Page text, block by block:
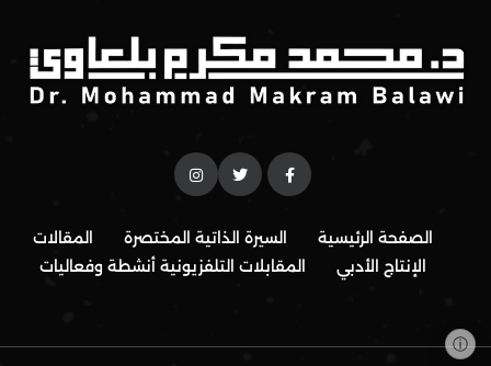
الصفحة الرئيسية السيرة الذاتية المختصرة
المقالات
الإنتاج الأدبي
المقابلات التلفزيونية أنشطة وفعاليات
ⓘ